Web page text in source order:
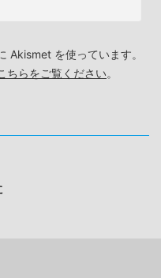
Akismet を使っています。
ちらをご覧ください。